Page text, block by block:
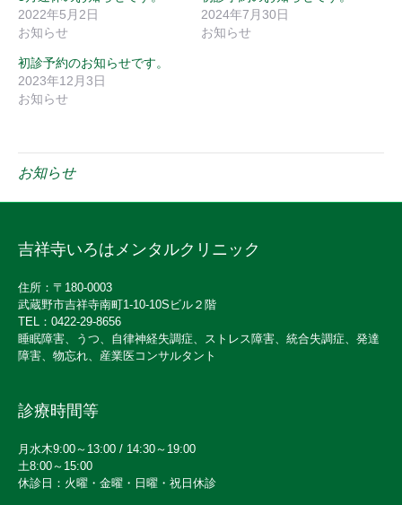
2022年5月2日
お知らせ
2024年7月30日
お知らせ
初診予約のお知らせです。
2023年12月3日
お知らせ
お知らせ
吉祥寺いろはメンタルクリニック
住所：〒180-0003
武蔵野市吉祥寺南町1-10-10Sビル２階
TEL：0422-29-8656
睡眠障害、うつ、自律神経失調症、ストレス障害、統合失調症、発達
障害、物忘れ、産業医コンサルタント
診療時間等
月水木9:00～13:00 / 14:30～19:00
土8:00～15:00
休診日：火曜・金曜・日曜・祝日休診